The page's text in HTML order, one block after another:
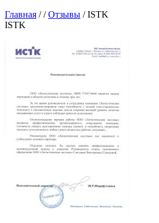
Главная //Отзывы /ISTK
ISTK